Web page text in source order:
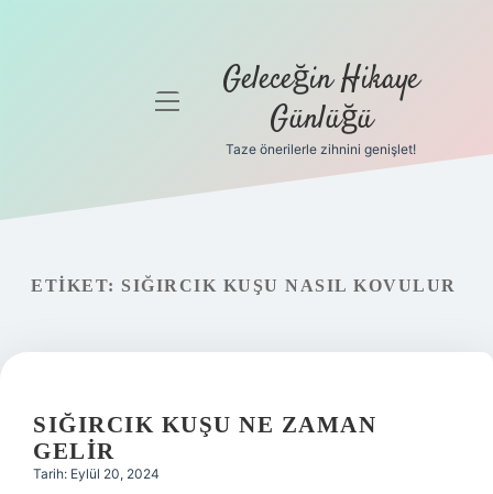
Gizlilik
Yasal Uyarı
Hakkımızda
menüyü Geleceğin Hikaye
Günlüğü
Taze önerilerle zihnini genişlet!
ETIKET: SIĞIRCIK KUŞU NASIL KOVULUR
SIĞIRCIK KUŞU NE ZAMAN
GELIR
Tarih: Eylül 20, 2024